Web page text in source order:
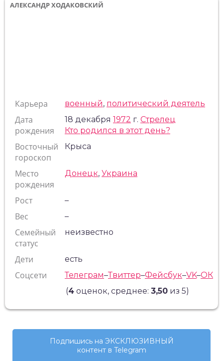
АЛЕКСАНДР ХОДАКОВСКИЙ
Карьера военный, политический деятель
Дата
рождения
18 декабря 1972 г. Стрелец
Кто родился в этот день?
Восточный
гороскоп
Крыса
Место
рождения
Донецк, Украина
Рост –
Вес –
Семейный
статус
неизвестно
Дети есть
Соцсети Телеграм–Твиттер–Фейсбук–VK–ОК
(4 оценок, среднее: 3,50 из 5)
Подпишись на ЭКСКЛЮЗИВНЫЙ
контент в Telegram